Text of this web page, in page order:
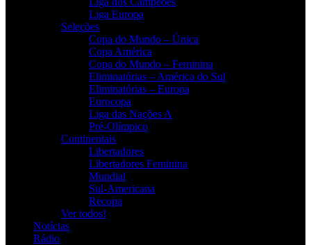
Liga Europa
Seleções
Copa do Mundo – Única
Copa América
Copa do Mundo – Feminina
Eliminatórias – América do Sul
Eliminatórias – Europa
Eurocopa
Liga das Nações A
Pré-Olímpico
Continentais
Libertadores
Libertadores Feminina
Mundial
Sul-Americana
Recopa
Ver todos!
Notícias
Rádio